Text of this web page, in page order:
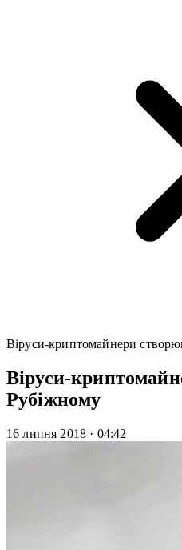
Віруси-криптомайнери
Віруси-
Рубіжному
16 липня 2018 · 04:42